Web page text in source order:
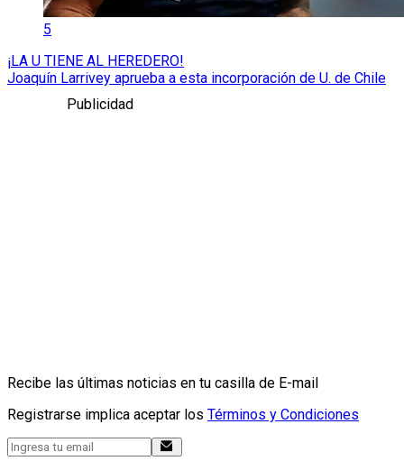
5
¡LA U TIENE AL HEREDERO!
Joaquín Larrivey aprueba a esta incorporación de U. de Chile
Publicidad
Recibe las últimas noticias en tu casilla de E-mail
Registrarse implica aceptar los Términos y Condiciones